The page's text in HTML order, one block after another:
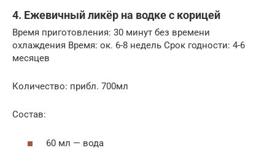
4. Ежевичный ликёр на водке с корицей
Время приготовления: 30 минут без времени
охлаждения Время: ок. 6-8 недель Срок годности: 4-6
месяцев
Количество: прибл. 700мл
Состав:
60 мл — вода